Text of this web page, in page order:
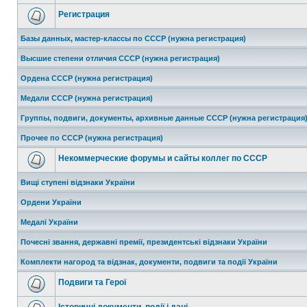
Регистрация
Базы данных, мастер-классы по СССР (нужна регистрация)
Высшие степени отличия СССР (нужна регистрация)
Ордена СССР (нужна регистрация)
Медали СССР (нужна регистрация)
Группы, подвиги, документы, архивные данные СССР (нужна регистрация)
Прочее по СССР (нужна регистрация)
Некоммерческие форумы и сайты коллег по СССР
Вищі ступені відзнаки України
Ордени України
Медалі України
Почесні звання, державні премії, президентські відзнаки України
Комплекти нагород та відзнак, документи, подвиги та події України
Подвиги та Герої